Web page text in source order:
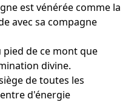
est vénérée comme la
avec sa compagne
pied de ce mont que
divine.
de toutes les
d'énergie